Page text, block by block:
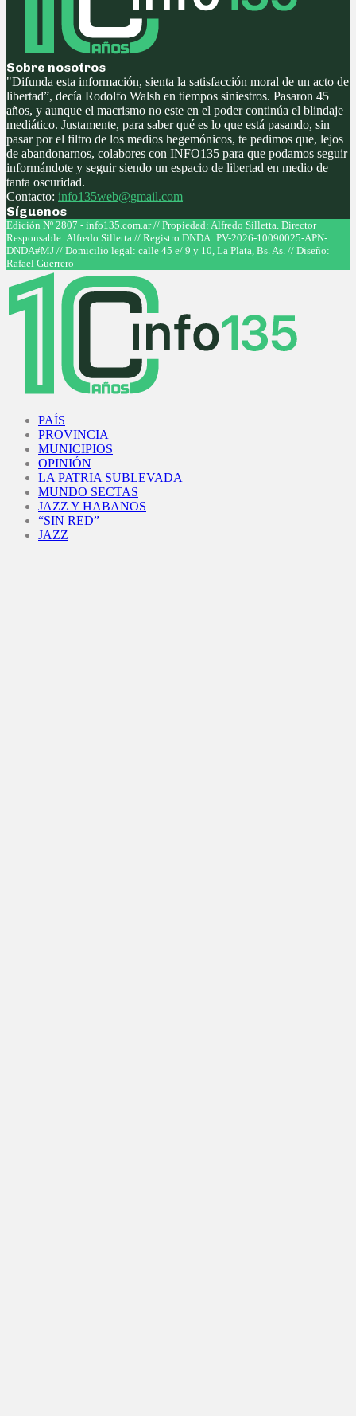
Sobre nosotros
"Difunda esta información, sienta la satisfacción moral de un acto de
libertad”, decía Rodolfo Walsh en tiempos siniestros. Pasaron 45
años, y aunque el macrismo no este en el poder continúa el blindaje
mediático. Justamente, para saber qué es lo que está pasando, sin
pasar por el filtro de los medios hegemónicos, te pedimos que, lejos
de abandonarnos, colabores con INFO135 para que podamos seguir
informándote y seguir siendo un espacio de libertad en medio de
tanta oscuridad.
Contacto: info135web@gmail.com
Síguenos
Facebook
Twitter
Instagram
Youtube
Edición Nº 2807 - info135.com.ar // Propiedad: Alfredo Silletta. Director
Responsable: Alfredo Silletta // Registro DNDA: PV-2026-10090025-APN-
DNDA#MJ // Domicilio legal: calle 45 e/ 9 y 10, La Plata, Bs. As. // Diseño:
Rafael Guerrero
PAÍS
PROVINCIA
MUNICIPIOS
OPINIÓN
LA PATRIA SUBLEVADA
MUNDO SECTAS
JAZZ Y HABANOS
“SIN RED”
JAZZ